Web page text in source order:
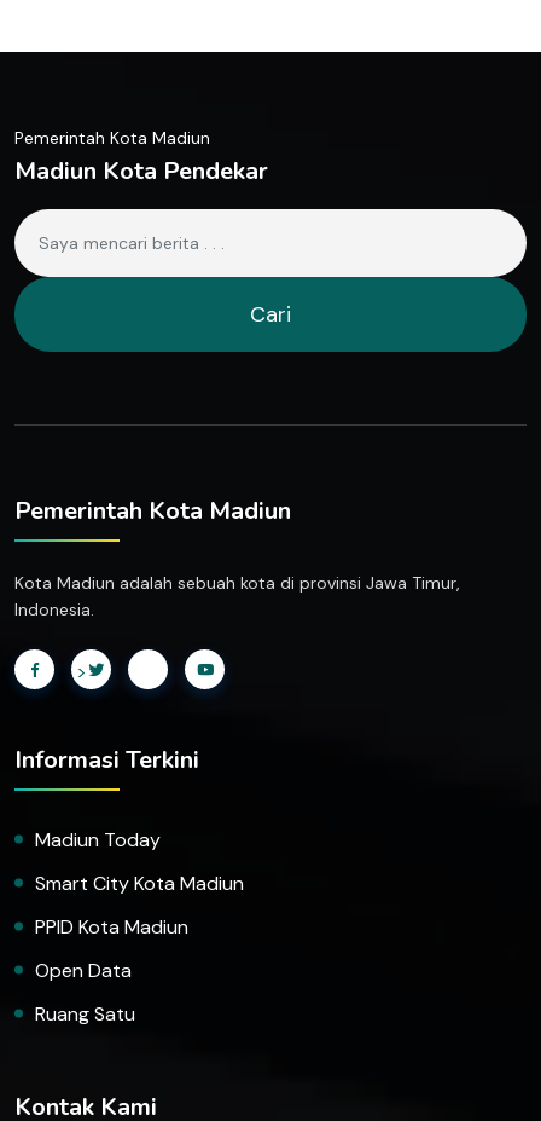
Pemerintah Kota Madiun
Madiun Kota Pendekar
Cari
Pemerintah Kota Madiun
Kota Madiun adalah sebuah kota di provinsi Jawa Timur,
Indonesia.
>
Informasi Terkini
Madiun Today
Smart City Kota Madiun
PPID Kota Madiun
Open Data
Ruang Satu
Kontak Kami